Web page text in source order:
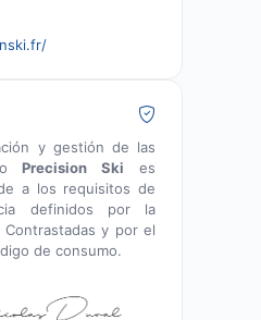
y gestión de las
Precision Ski es
a los requisitos de
definidos por la
Contrastadas y por el
de consumo.